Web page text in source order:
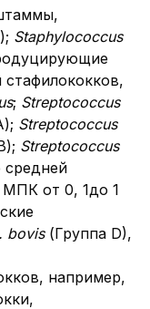
Staphylococcus
; Streptococcus
Streptococcus
Streptococcus
МПК от 0, 1до 1
bovis(Группа D),
например,